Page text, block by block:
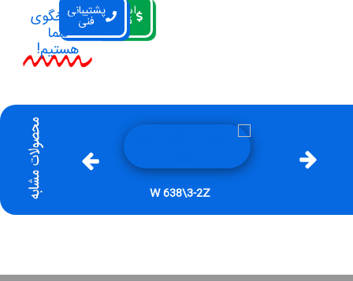
استعلام
قیمت
پشتیبانی
فنیپاسخگوی
شما
هستیم!
W 637\3-2Z